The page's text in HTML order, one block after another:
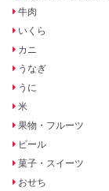
牛肉
いくら
カニ
うなぎ
うに
米
果物・フルーツ
ビール
菓子・スイーツ
おせち